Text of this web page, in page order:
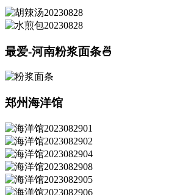
最爱-河南粉浆面条🍜
郑州海洋馆